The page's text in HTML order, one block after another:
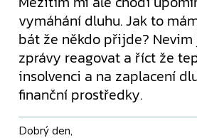
vymáhání dluhu. Jak to
bát že někdo přijde?
zprávy reagovat a říct že
insolvenci a na zaplacení
finanční prostředky.
Dobrý den,